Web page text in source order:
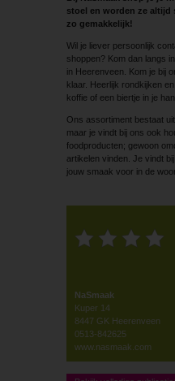
stoel en worden ze altijd
zo gemakkelijk!
Wil je liever persoonlijk
shoppen? Kom dan langs
in Heerenveen. Kom je bij
klaar. Heerlijk rondkijken
koffie of een biertje in je
Ons assortiment bestaat
maar je vindt bij ons ook
foodproducten; gewoon
artikelen vinden. Je vindt
jouw smaak voor in de
NaSmaak
Kuper 14
8447 GK Heerenveen
0513-842625
www.nasmaak.com